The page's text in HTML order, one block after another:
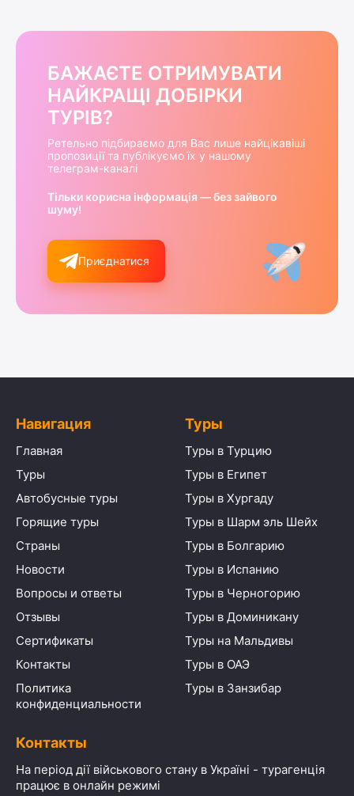
БАЖАЄТЕ ОТРИМУВАТИ
НАЙКРАЩІ ДОБІРКИ
ТУРІВ?
Ретельно підбираємо для Вас лише найцікавіші
пропозиції та публікуємо їх у нашому
телеграм-каналі
Тільки корисна інформація — без зайвого
шуму!
Приєднатися
Навигация
Главная
Туры
Автобусные туры
Горящие туры
Страны
Новости
Вопросы и ответы
Отзывы
Сертификаты
Контакты
Политика
конфиденциальности
Туры
Туры в Турцию
Туры в Египет
Туры в Хургаду
Туры в Шарм эль Шейх
Туры в Болгарию
Туры в Испанию
Туры в Черногорию
Туры в Доминикану
Туры на Мальдивы
Туры в ОАЭ
Туры в Занзибар
Контакты
На період дії військового стану в Україні - турагенція
працює в онлайн режимі